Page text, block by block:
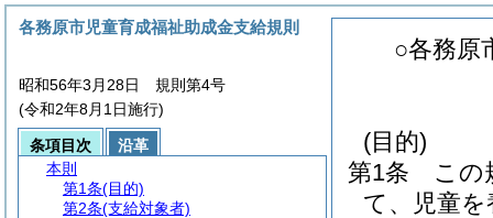
○各務原
(目的)
第1条
この
て、児童
各務原市児童育成福祉助成金支給規則
昭和56年3月28日 規則第4号
(令和2年8月1日施行)
条項目次
沿革
本則
第1条(目的)
第2条(支給対象者)